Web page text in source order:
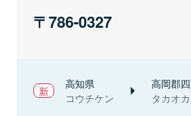
786-0327
高知県
コウチケン
高岡郡
タカオ